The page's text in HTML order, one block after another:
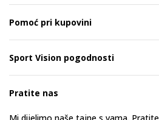
Pomoć pri kupovini
Sport Vision pogodnosti
Pratite nas